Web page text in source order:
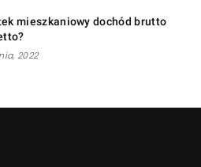
mieszkaniowy dochód brutto
2022